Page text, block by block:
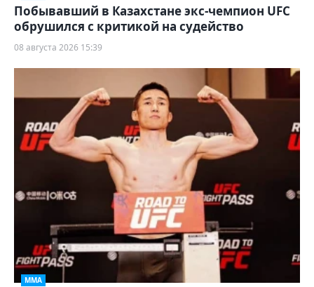
Побывавший в Казахстане экс-чемпион UFC
обрушился с критикой на судейство
08 августа 2026 15:39
ММА